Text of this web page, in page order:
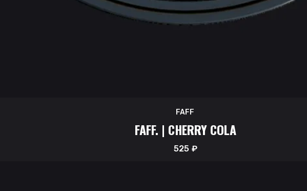
FAFF
FAFF. | CHERRY COLA
525₽